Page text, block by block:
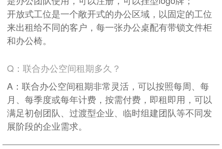
开放式工位是一个敞开式的办公区域，以固定的工位
来出租给不同的客户，每一张办公桌配有带锁文件柜
和办公椅。
Q：联合办公空间租期多久？
A：联合办公空间租期非常灵活，可以按照每周、每
月、每季度或每年计费，按需付费，即租即用，可以
满足初创团队、过渡型企业、临时组建团队等不同发
展阶段的企业需求。